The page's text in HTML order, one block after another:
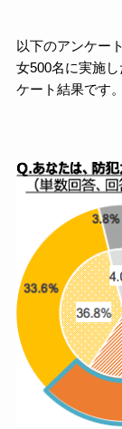
以下のアンケー
女500名に実施
ケート結果です